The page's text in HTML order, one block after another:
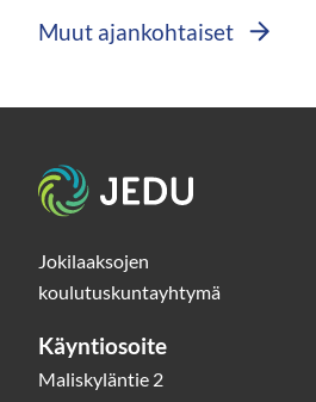
Muut ajankohtaiset
Etusivu
Jokilaaksojen
koulutuskuntayhtymä
Käyntiosoite
Maliskyläntie 2